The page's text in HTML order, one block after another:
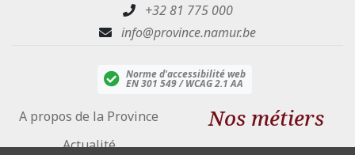
+32 81 775 000
info@province.namur.be
Norme d'accessibilité web
EN 301 549 / WCAG 2.1 AA
A propos de la Province
Actualité
Nos métiers